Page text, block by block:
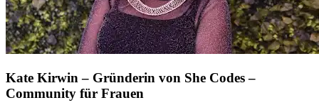
Kate Kirwin – Gründerin von She Codes –
Community für Frauen